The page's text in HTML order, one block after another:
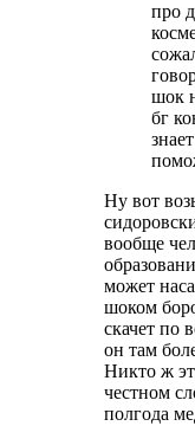
про
шок
бг
Ну вот
вообще
может
шоком
скачет по
он там
Никто ж
честном
полгода